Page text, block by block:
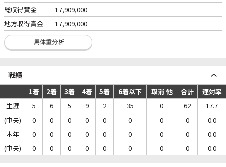
総収得賞金
17,909,000
地方収得賞金
17,909,000
戦績
1着 2着 3着 4着 5着 6着以下 取消 他 合計
連対率
生涯
5 6 5 9 2 35 0 62
17.7
(中央)
0 0 0 0 0 0 0 0
0.0
本年
0 0 0 0 0 0 0 0
0.0
(中央)
0 0 0 0 0 0 0 0 0.0